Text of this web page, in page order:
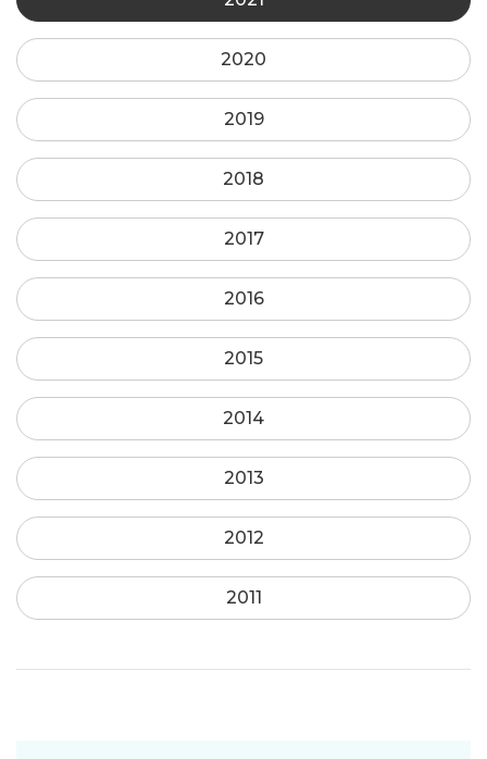
2020
2019
2018
2017
2016
2015
2014
2013
2012
2011